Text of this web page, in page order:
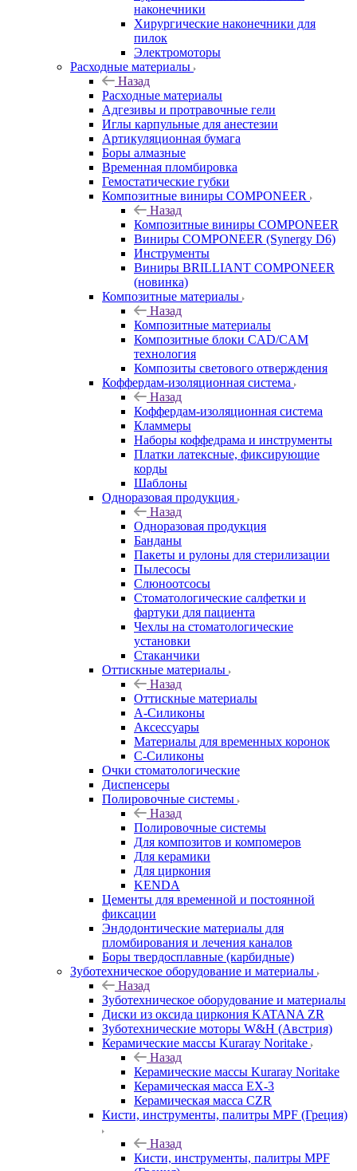
наконечники
Хирургические наконечники для
пилок
Электромоторы
Расходные материалы
Назад
Расходные материалы
Адгезивы и протравочные гели
Иглы карпульные для анестезии
Артикуляционная бумага
Боры алмазные
Временная пломбировка
Гемостатические губки
Композитные виниры COMPONEER
Назад
Композитные виниры COMPONEER
Виниры COMPONEER (Synergy D6)
Инструменты
Виниры BRILLIANT COMPONEER
(новинка)
Композитные материалы
Назад
Композитные материалы
Композитные блоки CAD/СAM
технология
Композиты светового отверждения
Коффердам-изоляционная система
Назад
Коффердам-изоляционная система
Кламмеры
Наборы коффедрама и инструменты
Платки латексные, фиксирующие
корды
Шаблоны
Одноразовая продукция
Назад
Одноразовая продукция
Банданы
Пакеты и рулоны для стерилизации
Пылесосы
Слюноотсосы
Стоматологические салфетки и
фартуки для пациента
Чехлы на стоматологические
установки
Стаканчики
Оттискные материалы
Назад
Оттискные материалы
А-Силиконы
Аксессуары
Материалы для временных коронок
С-Силиконы
Очки стоматологические
Диспенсеры
Полировочные системы
Назад
Полировочные системы
Для композитов и компомеров
Для керамики
Для циркония
KENDA
Цементы для временной и постоянной
фиксации
Эндодонтические материалы для
пломбирования и лечения каналов
Боры твердосплавные (карбидные)
Зуботехническое оборудование и материалы
Назад
Зуботехническое оборудование и материалы
Диски из оксида циркония KATANA ZR
Зуботехнические моторы W&H (Австрия)
Керамические массы Kuraray Noritake
Назад
Керамические массы Kuraray Noritake
Керамическая масса EX-3
Керамическая масса CZR
Кисти, инструменты, палитры MPF (Греция)
Назад
Кисти, инструменты, палитры MPF